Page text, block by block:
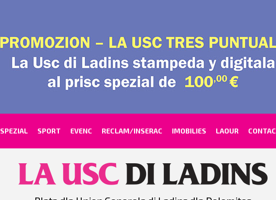
SPEZIAL SPORT EVENC RECLAM/INSERAC IMOBILIES LAOUR CONTAC